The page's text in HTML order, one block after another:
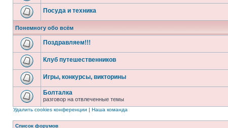
Посуда и техника
Понемногу обо всём
Поздравляем!!!
Клуб путешественников
Игры, конкурсы, викторины
Болталка
разговор на отвлеченные темы
Удалить cookies конференции | Наша команда
Список форумов